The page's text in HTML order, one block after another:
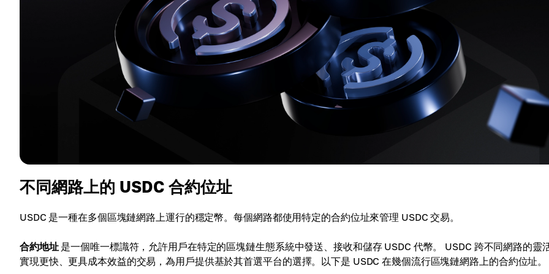
不同網路上的 USDC 合約位址
USDC 是一種在多個區塊鏈網路上運行的穩定幣。每個網路都使用特定的合約位址來管理 USDC 交易。
合約地址是一個唯一標識符，允許用戶在特定的區塊鏈生態系統中發送、接收和儲存 USDC 代幣。 USDC 跨不同網路的靈
實現更快、更具成本效益的交易，為用戶提供基於其首選平台的選擇。以下是 USDC 在幾個流行區塊鏈網路上的合約位址。